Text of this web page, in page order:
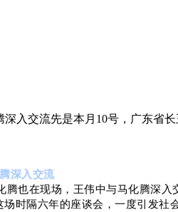
入交流先是本月10号，广东省
深入交流
也在现场， 王伟中与马化腾深入
场 时隔六年的座谈会，一度引 发社